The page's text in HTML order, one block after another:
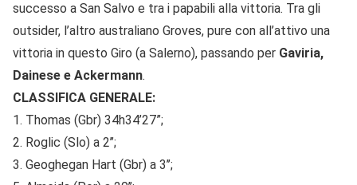
successo a San Salvo e tra i papabili alla vittoria. Tra gli
outsider, l’altro australiano Groves, pure con all’attivo una
vittoria in questo Giro (a Salerno), passando per Gaviria,
Dainese e Ackermann.
CLASSIFICA GENERALE:
1. Thomas (Gbr) 34h34’27”;
2. Roglic (Slo) a 2’’;
3. Geoghegan Hart (Gbr) a 3’’;